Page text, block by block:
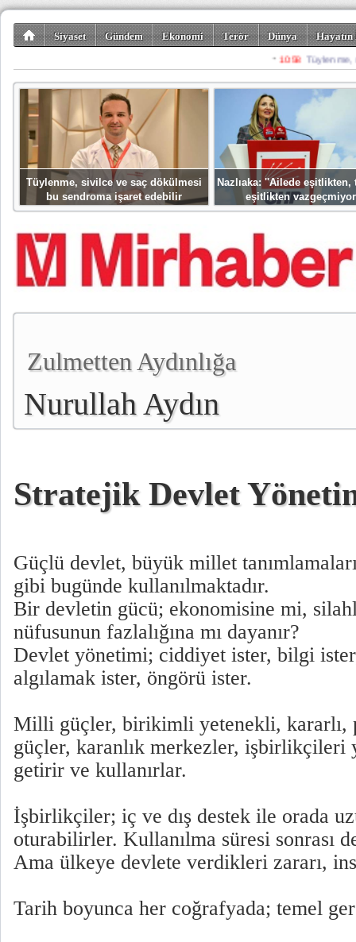
Siyaset Gündem Ekonomi Terör Dünya
Spor Misafir
Tüylenme, sivilce ve saç dökülmesi
bu sendroma işaret edebilir
Nazlıaka: ''Ailede eşitlikten,
eşitlikten
Zulmetten Aydınlığa
Nurullah Aydın
Stratejik Devlet
Güçlü devlet, büyük millet
gibi bugünde kullanılmaktadır.
Bir devletin gücü; ekonomisine mi,
nüfusunun fazlalığına mı dayanır?
Devlet yönetimi; ciddiyet ister, bilgi
algılamak ister, öngörü ister.
Milli güçler, birikimli yetenekli, kararlı,
güçler, karanlık merkezler,
getirir ve kullanırlar.
İşbirlikçiler; iç ve dış destek ile orada
oturabilirler. Kullanılma süresi sonrası
Ama ülkeye devlete verdikleri zararı,
Tarih boyunca her coğrafyada; temel